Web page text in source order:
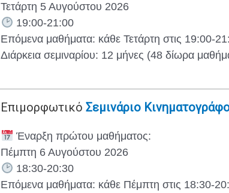
Τετάρτη 5 Αυγούστου 2026
19:00-21:00
Επόμενα μαθήματα: κάθε Τετάρτη στις 19:00-
Διάρκεια σεμιναρίου: 12 μήνες (48 δίωρα
ΕπιμορφωτικόΣεμινάριο
Έναρξη πρώτου μαθήματος:
Πέμπτη 6 Αυγούστου 2026
18:30-20:30
Επόμενα μαθήματα: κάθε Πέμπτη στις 18:30-